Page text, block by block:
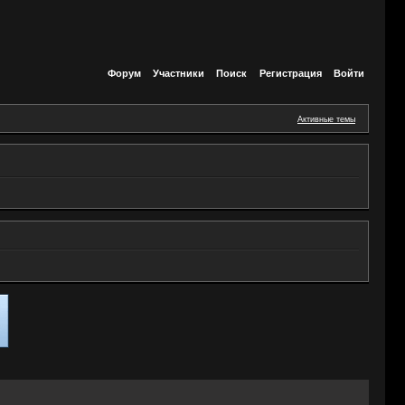
Форум Участники Поиск Регистрация Войти
Активные темы